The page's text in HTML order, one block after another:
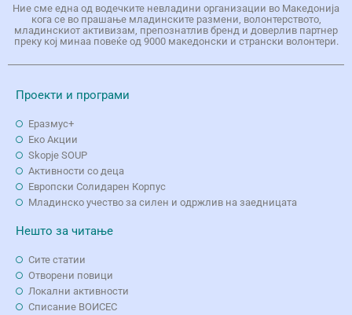
Ние сме една од водечките невладини организации во Македонија
кога се во прашање младинските размени, волонтерството,
младинскиот активизам, препознатлив бренд и доверлив партнер
преку кој минаа повеќе од 9000 македонски и странски волонтери.
Проекти и програми
Еразмус+
Еко Aкции
Skopje SOUP
Активности со деца
Европски Солидарен Корпус
Младинско учество за силен и одржлив на заедницата
Нешто за читање
Сите статии
Отворени повици
Локални активности
Списание ВОИСЕС